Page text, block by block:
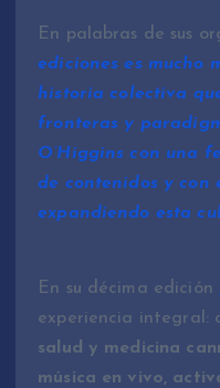
En palabras de sus
ediciones es mucho
historia colectiva
fronteras y
O’Higgins con una
de contenidos y con
expandiendo esta
En su décima edición
experiencia integral:
salud y medicina
música en vivo,